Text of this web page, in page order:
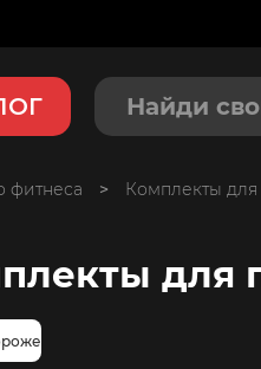
фитнеса > Комплекты для
для